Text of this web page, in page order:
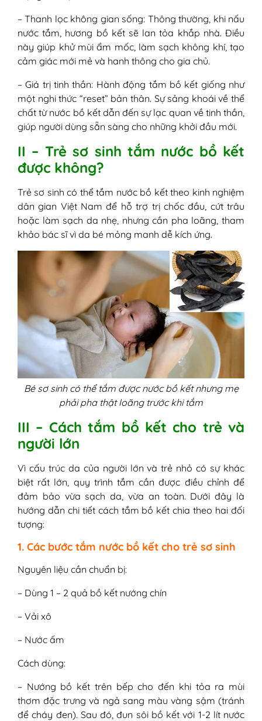
– Thanh lọc không gian sống: Thông thường, khi nấu
nước tắm, hương bồ kết sẽ lan tỏa khắp nhà. Điều
này giúp khử mùi ẩm mốc, làm sạch không khí, tạo
cảm giác mới mẻ và hanh thông cho gia chủ.
– Giá trị tinh thần: Hành động tắm bồ kết giống như
một nghi thức “reset” bản thân. Sự sảng khoái về thể
chất từ nước bồ kết dẫn đến sự lạc quan về tinh thần,
giúp người dùng sẵn sàng cho những khởi đầu mới.
II – Trẻ sơ sinh tắm nước bồ kết
được không?
Trẻ sơ sinh có thể tắm nước bồ kết theo kinh nghiệm
dân gian Việt Nam để hỗ trợ trị chốc đầu, cứt trâu
hoặc làm sạch da nhẹ, nhưng cần pha loãng, tham
khảo bác sĩ vì da bé mỏng manh dễ kích ứng.
Bé sơ sinh có thể tắm được nước bồ kết nhưng mẹ
phải pha thật loãng trước khi tắm
III – Cách tắm bồ kết cho trẻ và
người lớn
Vì cấu trúc da của người lớn và trẻ nhỏ có sự khác
biệt rất lớn, quy trình tắm cần được điều chỉnh để
đảm bảo vừa sạch da, vừa an toàn. Dưới đây là
hướng dẫn chi tiết cách tắm bồ kết chia theo hai đối
tượng:
1. Các bước tắm nước bồ kết cho trẻ sơ sinh
Nguyên liệu cần chuẩn bị:
– Dùng 1 – 2 quả bồ kết nướng chín
– Vải xô
– Nước ấm
Cách dùng:
– Nướng bồ kết trên bếp cho đến khi tỏa ra mùi
thơm đặc trưng và ngả sang màu vàng sậm (tránh
để cháy đen). Sau đó, đun sôi bồ kết với 1-2 lít nước